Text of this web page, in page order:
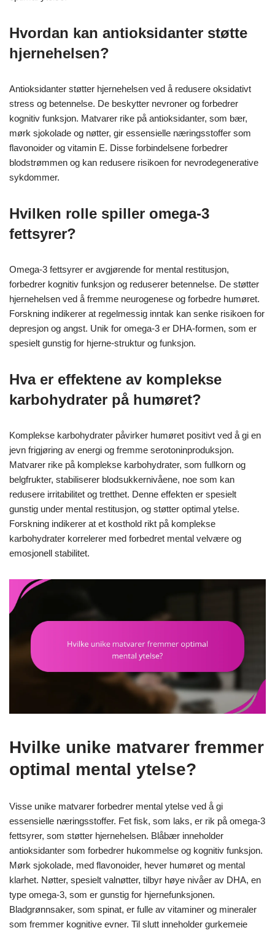
Hvordan kan antioksidanter støtte
hjernehelsen?
Antioksidanter støtter hjernehelsen ved å redusere oksidativt
stress og betennelse. De beskytter nevroner og forbedrer
kognitiv funksjon. Matvarer rike på antioksidanter, som bær,
mørk sjokolade og nøtter, gir essensielle næringsstoffer som
flavonoider og vitamin E. Disse forbindelsene forbedrer
blodstrømmen og kan redusere risikoen for nevrodegenerative
sykdommer.
Hvilken rolle spiller omega-3
fettsyrer?
Omega-3 fettsyrer er avgjørende for mental restitusjon,
forbedrer kognitiv funksjon og reduserer betennelse. De støtter
hjernehelsen ved å fremme neurogenese og forbedre humøret.
Forskning indikerer at regelmessig inntak kan senke risikoen for
depresjon og angst. Unik for omega-3 er DHA-formen, som er
spesielt gunstig for hjerne-struktur og funksjon.
Hva er effektene av komplekse
karbohydrater på humøret?
Komplekse karbohydrater påvirker humøret positivt ved å gi en
jevn frigjøring av energi og fremme serotoninproduksjon.
Matvarer rike på komplekse karbohydrater, som fullkorn og
belgfrukter, stabiliserer blodsukkernivåene, noe som kan
redusere irritabilitet og tretthet. Denne effekten er spesielt
gunstig under mental restitusjon, og støtter optimal ytelse.
Forskning indikerer at et kosthold rikt på komplekse
karbohydrater korrelerer med forbedret mental velvære og
emosjonell stabilitet.
Hvilke unike matvarer fremmer
optimal mental ytelse?
Visse unike matvarer forbedrer mental ytelse ved å gi
essensielle næringsstoffer. Fet fisk, som laks, er rik på omega-3
fettsyrer, som støtter hjernehelsen. Blåbær inneholder
antioksidanter som forbedrer hukommelse og kognitiv funksjon.
Mørk sjokolade, med flavonoider, hever humøret og mental
klarhet. Nøtter, spesielt valnøtter, tilbyr høye nivåer av DHA, en
type omega-3, som er gunstig for hjernefunksjonen.
Bladgrønnsaker, som spinat, er fulle av vitaminer og mineraler
som fremmer kognitive evner. Til slutt inneholder gurkemeie